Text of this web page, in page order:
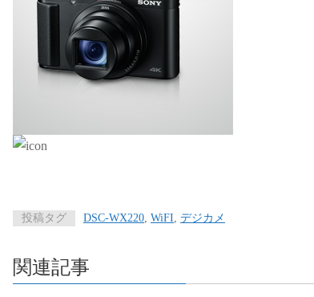
投稿タグ DSC-WX220 WiFI デジカメ
関連記事